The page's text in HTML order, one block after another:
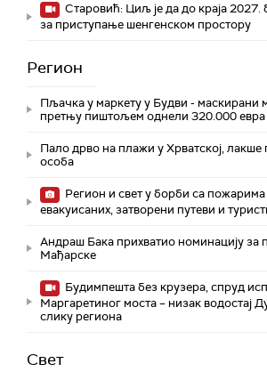
Старовић: Циљ је да до краја
за приступање шенгенском простору
Регион
Пљачка у маркету у Будви - маскирани
претњу пиштољем однели 320.000 евра
Пало дрво на плажи у Хрватској, лакше
особа
Регион и свет у борби са
евакуисаних, затворени путеви и
Андраш Бака прихватио номинацију за
Мађарске
Будимпешта без крузера, спруд
Маргаретиног моста – низак водостај
слику региона
Свет